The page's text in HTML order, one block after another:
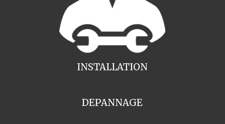
INSTALLATION
DEPANNAGE